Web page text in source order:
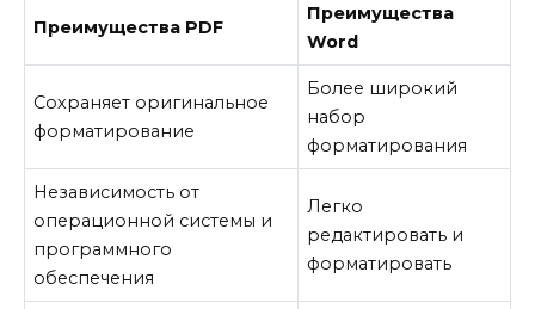
Преимущества PDF
Преимущества
Word
Сохраняет оригинальное
форматирование
Более широкий
набор
форматирования
Независимость от
операционной системы и
программного
обеспечения
Легко
редактировать и
форматировать